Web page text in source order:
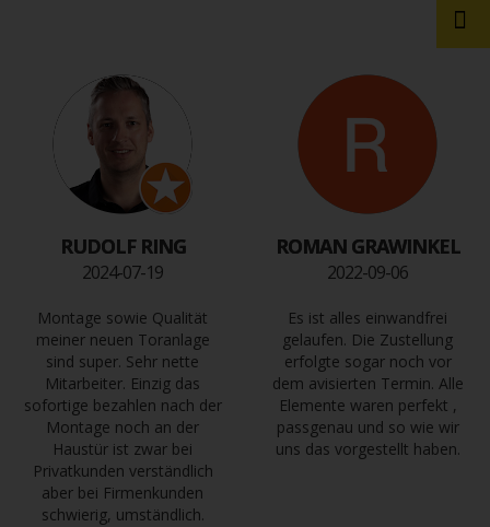
RUDOLF RING
2024-07-19
Montage sowie Qualität
meiner neuen Toranlage
sind super. Sehr nette
Mitarbeiter. Einzig das
sofortige bezahlen nach der
Montage noch an der
Haustür ist zwar bei
Privatkunden verständlich
aber bei Firmenkunden
schwierig, umständlich.
ROMAN GRAWINKEL
2022-09-06
Es ist alles einwandfrei
gelaufen. Die Zustellung
erfolgte sogar noch vor
dem avisierten Termin. Alle
Elemente waren perfekt ,
passgenau und so wie wir
uns das vorgestellt haben.